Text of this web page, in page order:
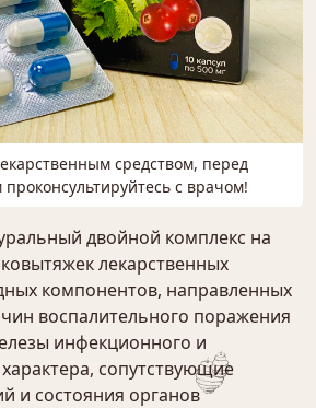
средством, перед
с врачом!
двойной комплекс на
лекарственных
компонентов, направленных
воспалительного поражения
инфекционного и
сопутствующие
и состояния органов